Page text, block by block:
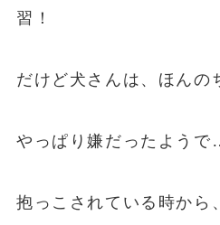
習！
だけど犬さんは、ほんの
やっぱり嫌だったようで
抱っこされている時から